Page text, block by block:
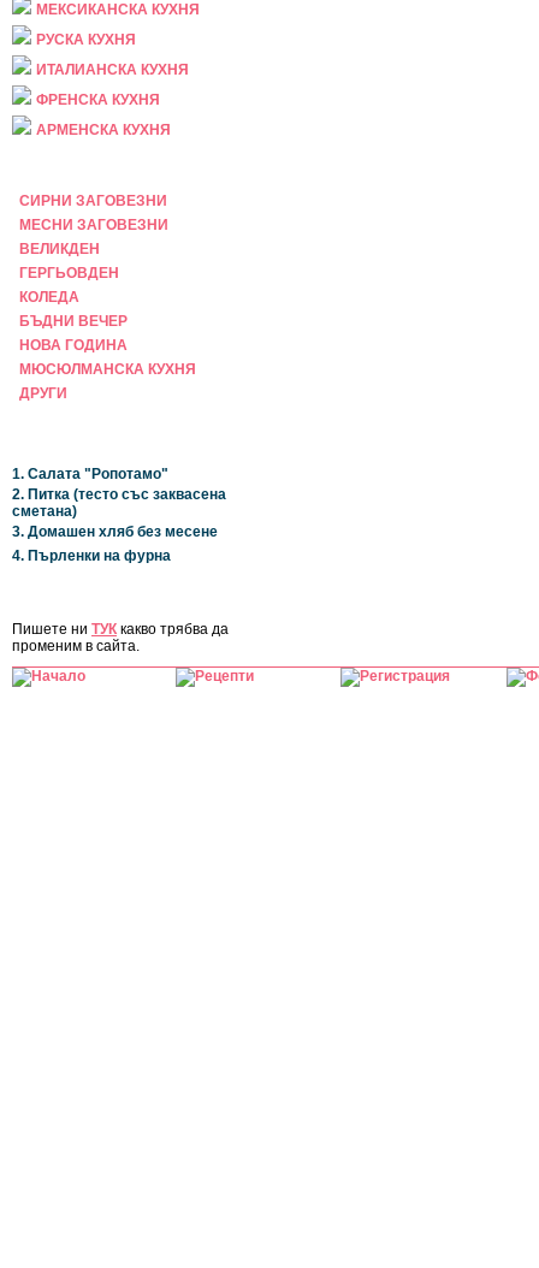
МЕКСИКАНСКА КУХНЯ
РУСКА КУХНЯ
ИТАЛИАНСКА КУХНЯ
ФРЕНСКА КУХНЯ
АРМЕНСКА КУХНЯ
СИРНИ ЗАГОВЕЗНИ
МЕСНИ ЗАГОВЕЗНИ
ВЕЛИКДЕН
ГЕРГЬОВДЕН
КОЛЕДА
БЪДНИ ВЕЧЕР
НОВА ГОДИНА
МЮСЮЛМАНСКА КУХНЯ
ДРУГИ
1. Салата "Ропотамо"
2. Питка (тесто със заквасена
сметана)
3. Домашен хляб без месене
4. Пърленки на фурна
Пишете ни ТУК какво трябва да
променим в сайта.